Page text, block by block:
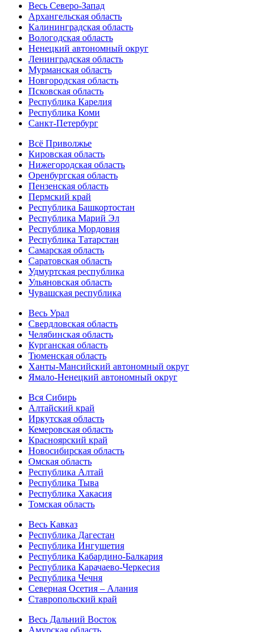
Весь Северо-Запад
Архангельская область
Калининградская область
Вологодская область
Ненецкий автономный округ
Ленинградская область
Мурманская область
Новгородская область
Псковская область
Республика Карелия
Республика Коми
Санкт-Петербург
Всё Приволжье
Кировская область
Нижегородская область
Оренбургская область
Пензенская область
Пермский край
Республика Башкортостан
Республика Марий Эл
Республика Мордовия
Республика Татарстан
Самарская область
Саратовская область
Удмуртская республика
Ульяновская область
Чувашская республика
Весь Урал
Свердловская область
Челябинская область
Курганская область
Тюменская область
Ханты-Мансийский автономный округ
Ямало-Ненецкий автономный округ
Вся Сибирь
Алтайский край
Иркутская область
Кемеровская область
Красноярский край
Новосибирская область
Омская область
Республика Алтай
Республика Тыва
Республика Хакасия
Томская область
Весь Кавказ
Республика Дагестан
Республика Ингушетия
Республика Кабардино-Балкария
Республика Карачаево-Черкесия
Республика Чечня
Северная Осетия – Алания
Ставропольский край
Весь Дальний Восток
Амурская область